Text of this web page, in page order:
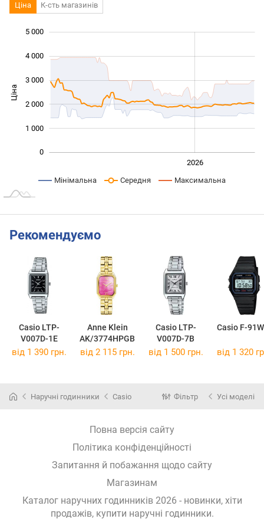
Ціна К-сть магазинів
Ціна
0
1 000
2 000
3 000
4 000
5 000
2026
Мінімальна Середня Максимальна
Рекомендуємо
Casio LTP-
V007D-1E
Anne Klein
AK/3774HPGB
Casio LTP-
V007D-7B
Casio F-
від 1 390 грн. від 2 115 грн. від 1 500 грн. від 1 320
Наручні годинники Casio Фільтр Усі моделі
Повна версія сайту
Політика конфіденційності
Запитання й побажання щодо сайту
Магазинам
Каталог наручних годинників 2026 - новинки, хіти
продажів, купити наручні годинники.